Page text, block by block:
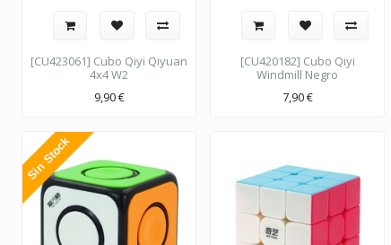
[CU423061] Cubo Qiyi Qiyuan
4x4 W2
9,90€
[CU420182] Cubo Qiyi
Windmill Negro
7,90€
Sin Stock